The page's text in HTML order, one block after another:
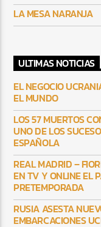
LA MESA NARANJA
ULTIMAS NOTICIAS
EL NEGOCIO
EL MUNDO
LOS 57 MUERTOS
UNO DE LOS
ESPAÑOLA
REAL MADRID –
EN TV Y ONLINE EL
PRETEMPORADA
RUSIA ASESTA
EMBARCACIONES